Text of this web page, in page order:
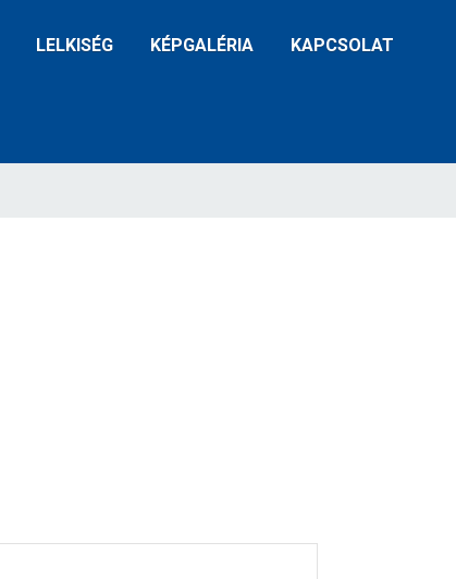
LELKISÉG KÉPGALÉRIA KAPCSOLAT